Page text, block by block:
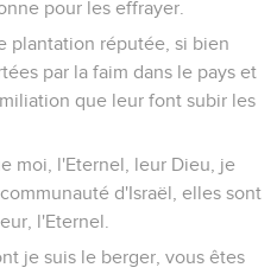
pour les effrayer.
plantation réputée, si bien
par la faim dans le pays et
que leur font subir les
moi, l'Eternel, leur Dieu, je
d'Israël, elles sont
l'Eternel.
je suis le berger, vous êtes